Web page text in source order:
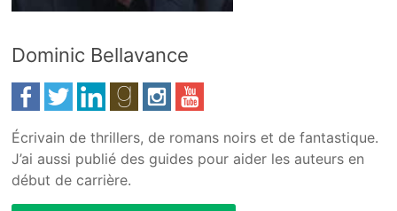
Dominic Bellavance
Écrivain de thrillers, de romans noirs et de fantastique.
J’ai aussi publié des guides pour aider les auteurs en
début de carrière.